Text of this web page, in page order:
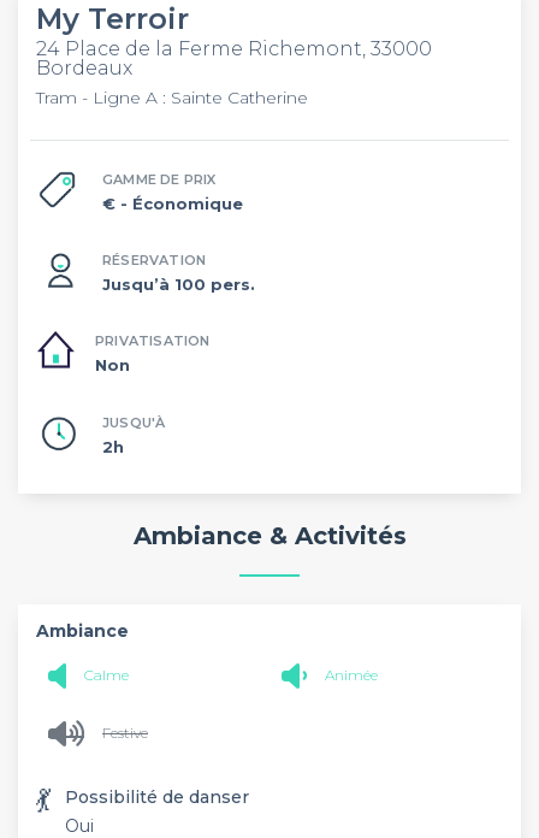
My Terroir
24 Place de la Ferme Richemont, 33000
Bordeaux
Tram - Ligne A : Sainte Catherine
GAMME DE PRIX
€ - Économique
RÉSERVATION
Jusqu’à 100 pers.
PRIVATISATION
Non
JUSQU'À
2h
Ambiance & Activités
Ambiance
Calme Animée
Festive
💃
Possibilité de danser
Oui